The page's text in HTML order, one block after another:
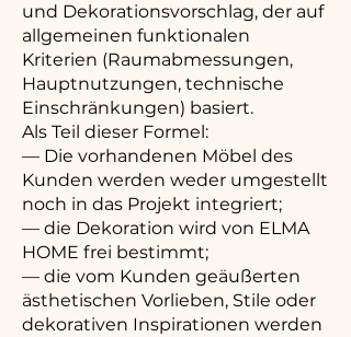
und Dekorationsvorschlag, der auf
allgemeinen funktionalen
Kriterien (Raumabmessungen,
Hauptnutzungen, technische
Einschränkungen) basiert.
Als Teil dieser Formel:
— Die vorhandenen Möbel des
Kunden werden weder umgestellt
noch in das Projekt integriert;
— die Dekoration wird von ELMA
HOME frei bestimmt;
— die vom Kunden geäußerten
ästhetischen Vorlieben, Stile oder
dekorativen Inspirationen werden